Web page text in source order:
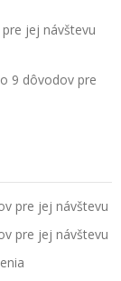
jej návštevu
9 dôvodov pre
pre jej návštevu
pre jej návštevu